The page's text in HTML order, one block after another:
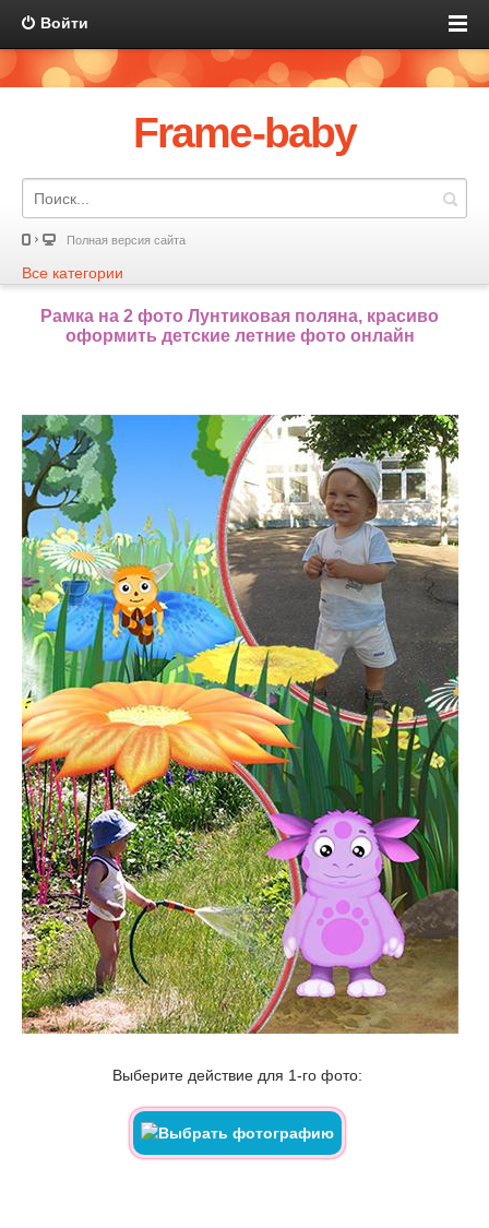
Войти
Frame-baby
Полная версия сайта
Все категории
Рамка на 2 фото Лунтиковая поляна, красиво
оформить детские летние фото онлайн
Выберите действие для 1-го фото: